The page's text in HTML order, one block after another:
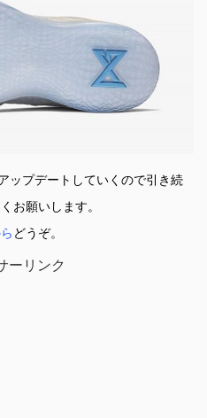
ップデートしていくので引き続
お願いします。
どうぞ。
ーリンク